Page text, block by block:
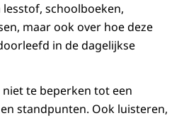
schoolboeken,
maar ook over hoe deze
in de dagelijkse
te beperken tot een
standpunten. Ook luisteren,